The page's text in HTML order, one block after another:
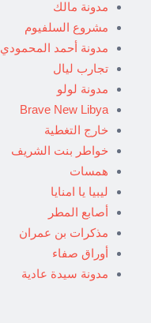
مدونة مالك
مشروع السلفيوم
مدونة أحمد المحمودي
تجارب ليال
مدونة لولو
Brave New Libya
خارج التغطية
خواطر بنت الشريف
همسات
ليبيا يا امنايا
أصابع المطر
مذكرات بن عمران
أوراق صفاء
مدونة سيدة عادية